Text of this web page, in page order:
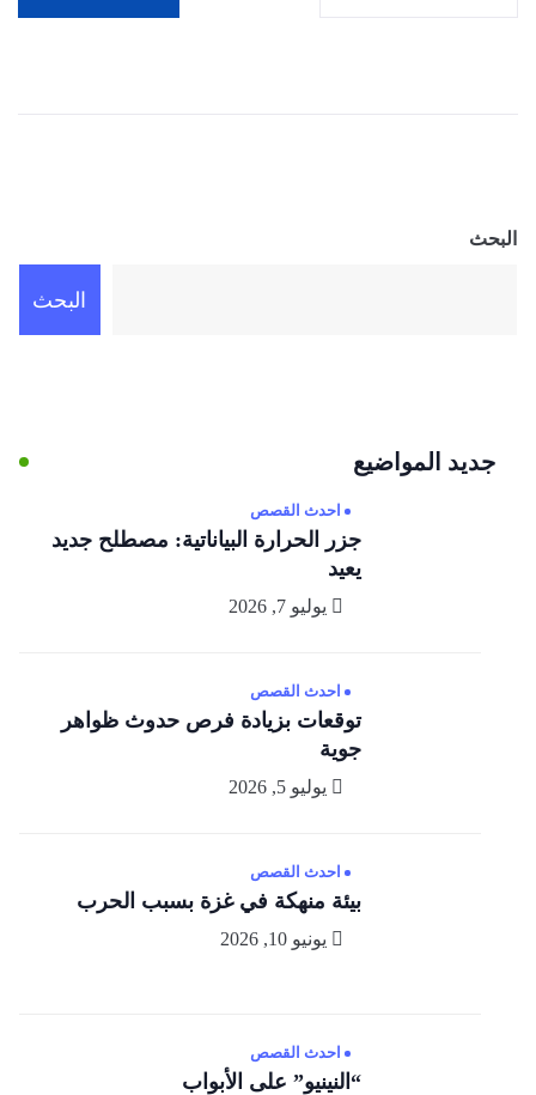
البحث
البحث
جديد المواضيع
احدث القصص
جزر الحرارة البياناتية: مصطلح جديد
يعيد
يوليو 7, 2026
احدث القصص
توقعات بزيادة فرص حدوث ظواهر
جوية
يوليو 5, 2026
احدث القصص
بيئة منهكة في غزة بسبب الحرب
يونيو 10, 2026
احدث القصص
“النينيو” على الأبواب